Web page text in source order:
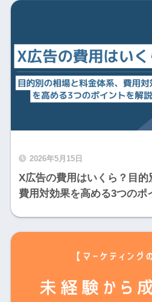
2026年5月15日
X広告の費用はいくら？目的
費用対効果を高める3つのポ